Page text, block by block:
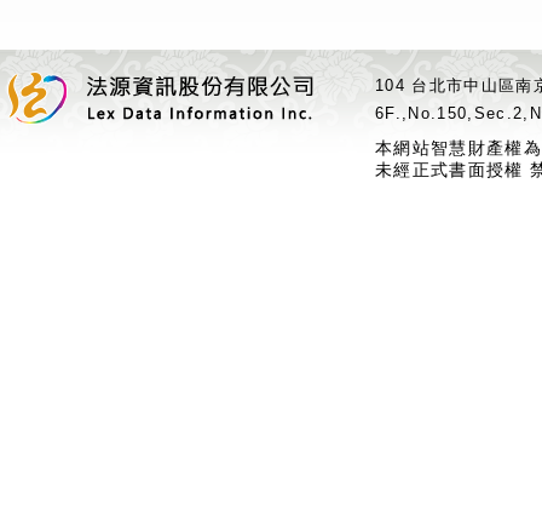
104 台北市中山區
本網站智慧財產權
未經正式書面授權